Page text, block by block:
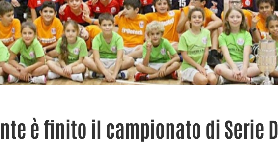
è finito il campionato di Serie D